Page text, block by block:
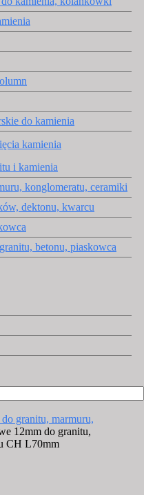
do kamienia
kamienia
i kamienia
konglomeratu, ceramiki
dektonu, kwarcu
betonu, piaskowca
granitu, marmuru,
12mm do granitu,
CH L70mm